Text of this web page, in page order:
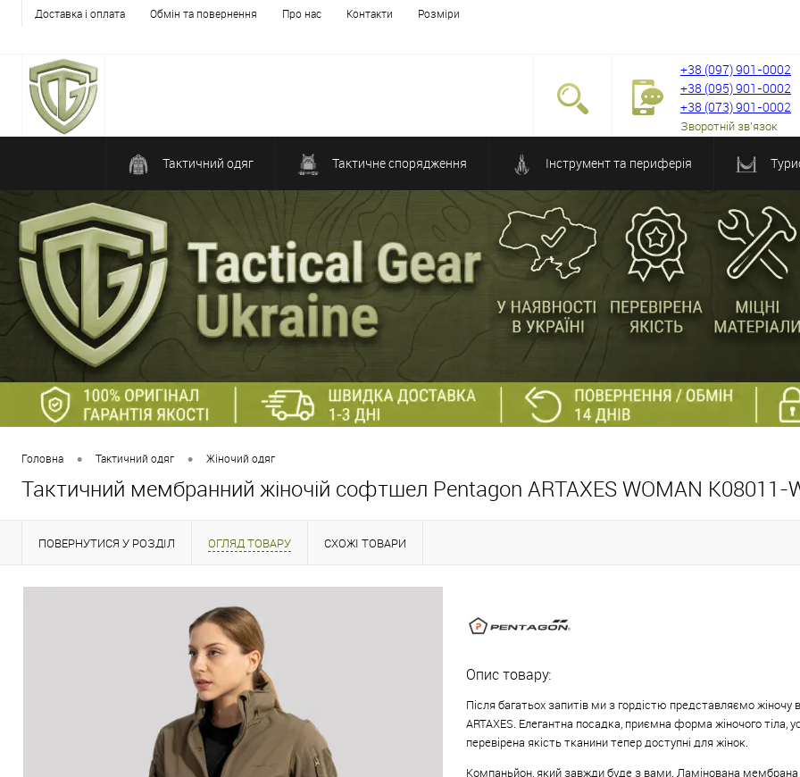
Доставка і оплата Обмін та повернення Про нас Контакти Розміри
+38 (097) 901-0002
+38 (095) 901-0002
+38 (073) 901-0002
Зворотній зв'язок
Тактичний одяг Тактичне спорядження Інструмент та периферія
Головна • Тактичний одяг • Жіночий одяг
Тактичний мембранний жіночій софтшел Pentagon ARTAXES WOMAN K08011-
ПОВЕРНУТИСЯ У РОЗДІЛ ОГЛЯД ТОВАРУ СХОЖІ ТОВАРИ
Опис товару:
Після багатьох запитів ми з гордістю представляємо жіночу
ARTAXES. Елегантна посадка, приємна форма жіночого тіла,
перевірена якість тканини тепер доступні для жінок.
Компаньйон, який завжди буде з вами. Ламінована мембрана